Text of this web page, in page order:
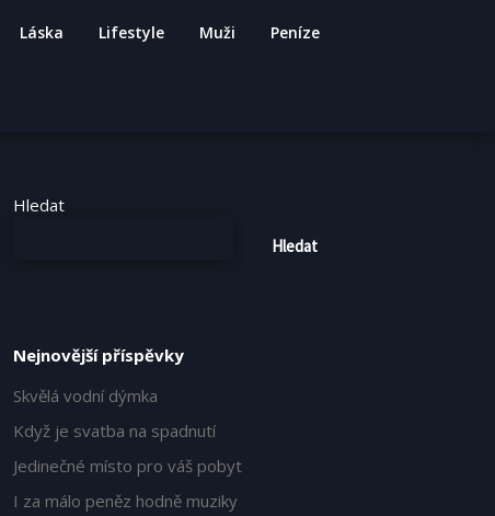
Láska Lifestyle Muži Peníze
Hledat
Hledat
Nejnovější příspěvky
Skvělá vodní dýmka
Když je svatba na spadnutí
Jedinečné místo pro váš pobyt
I za málo peněz hodně muziky